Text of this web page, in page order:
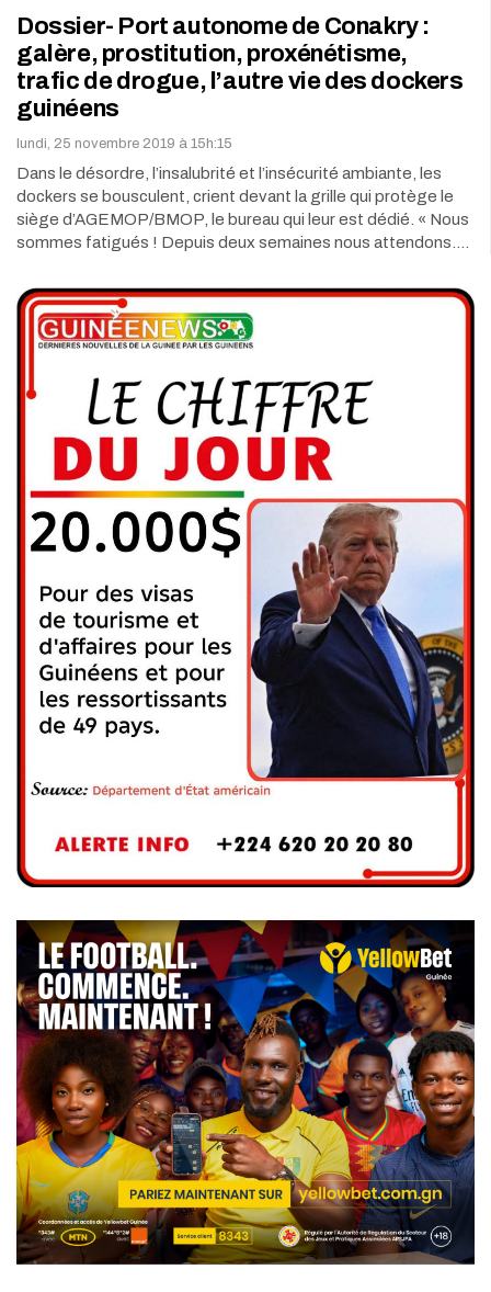
Dossier- Port autonome de Conakry :
galère, prostitution, proxénétisme,
trafic de drogue, l’autre vie des dockers
guinéens
lundi, 25 novembre 2019 à 15h:15
Dans le désordre, l’insalubrité et l’insécurité ambiante, les
dockers se bousculent, crient devant la grille qui protège le
siège d’AGEMOP/BMOP, le bureau qui leur est dédié. « Nous
sommes fatigués ! Depuis deux semaines nous attendons.…